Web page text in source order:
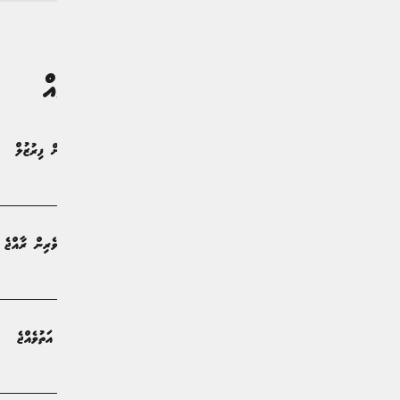
ގުޅުންހުރި ލިޔުންތައް
ޙައްޖު ކޯޕަރޭޝަންގެ އާ އެމްޑީ އަކަށް ފިރުޒުލް
މިއަހަރު ހައްޖަށް ދިޔަ ހުރިހާ ހައްޖުވެރިން ރާއްޖެ
ޙައްޖުވެރިންގެ ދެވަނަ ގްރޫޕް ރާއްޖެ އަތުވެއްޖެ